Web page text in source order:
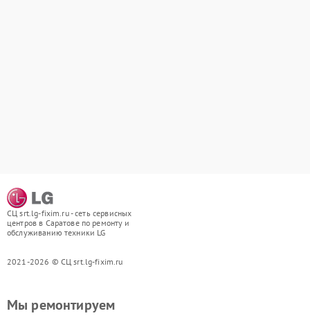
СЦ srt.lg-fixim.ru - сеть сервисных
центров в Саратове по ремонту и
обслуживанию техники LG
2021-2026 © СЦ srt.lg-fixim.ru
Мы ремонтируем